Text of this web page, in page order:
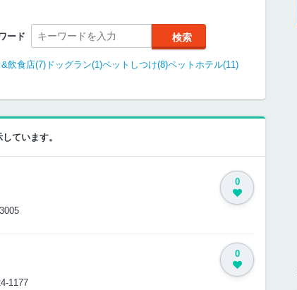
ード
飲食店(7) ドッグラン(1)ペットしつけ(8)ペットホテル(11)
ています。
0
1177
0